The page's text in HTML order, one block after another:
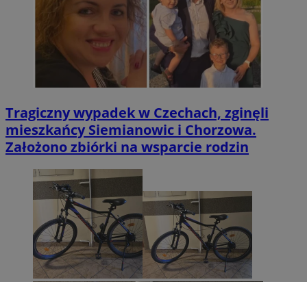
Tragiczny wypadek w Czechach, zginęli
mieszkańcy Siemianowic i Chorzowa.
Założono zbiórki na wsparcie rodzin